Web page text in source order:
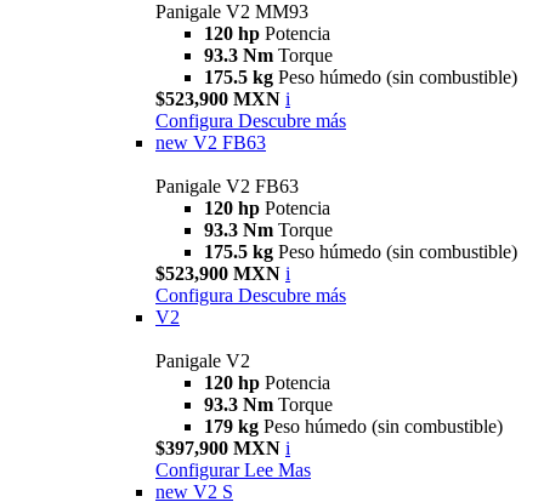
Panigale V2 MM93
120 hp Potencia
93.3 Nm Torque
175.5 kg Peso húmedo (sin combustible)
$523,900 MXN i
Configura Descubre más
new V2 FB63
Panigale V2 FB63
120 hp Potencia
93.3 Nm Torque
175.5 kg Peso húmedo (sin combustible)
$523,900 MXN i
Configura Descubre más
V2
Panigale V2
120 hp Potencia
93.3 Nm Torque
179 kg Peso húmedo (sin combustible)
$397,900 MXN i
Configurar Lee Mas
new V2 S